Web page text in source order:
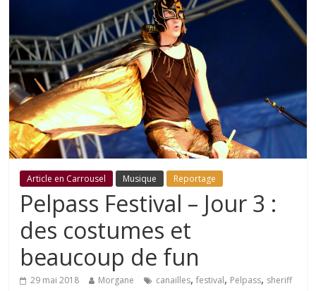
Article en Carrousel Musique Reportage
Pelpass Festival – Jour 3 :
des costumes et
beaucoup de fun
29 mai 2018 Morgane canailles,festival, Pelpass, sheriff